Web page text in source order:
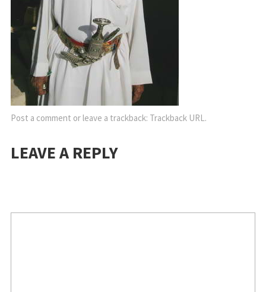
Post a comment or leave a trackback: Trackback URL.
LEAVE A REPLY